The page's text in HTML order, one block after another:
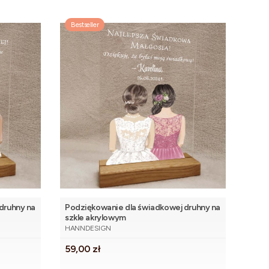
na
Bestseller
Podziękowanie dla świadkowej druhny na
szkle akrylowym
PRODUCENT
HANNDESIGN
Cena
59,00 zł